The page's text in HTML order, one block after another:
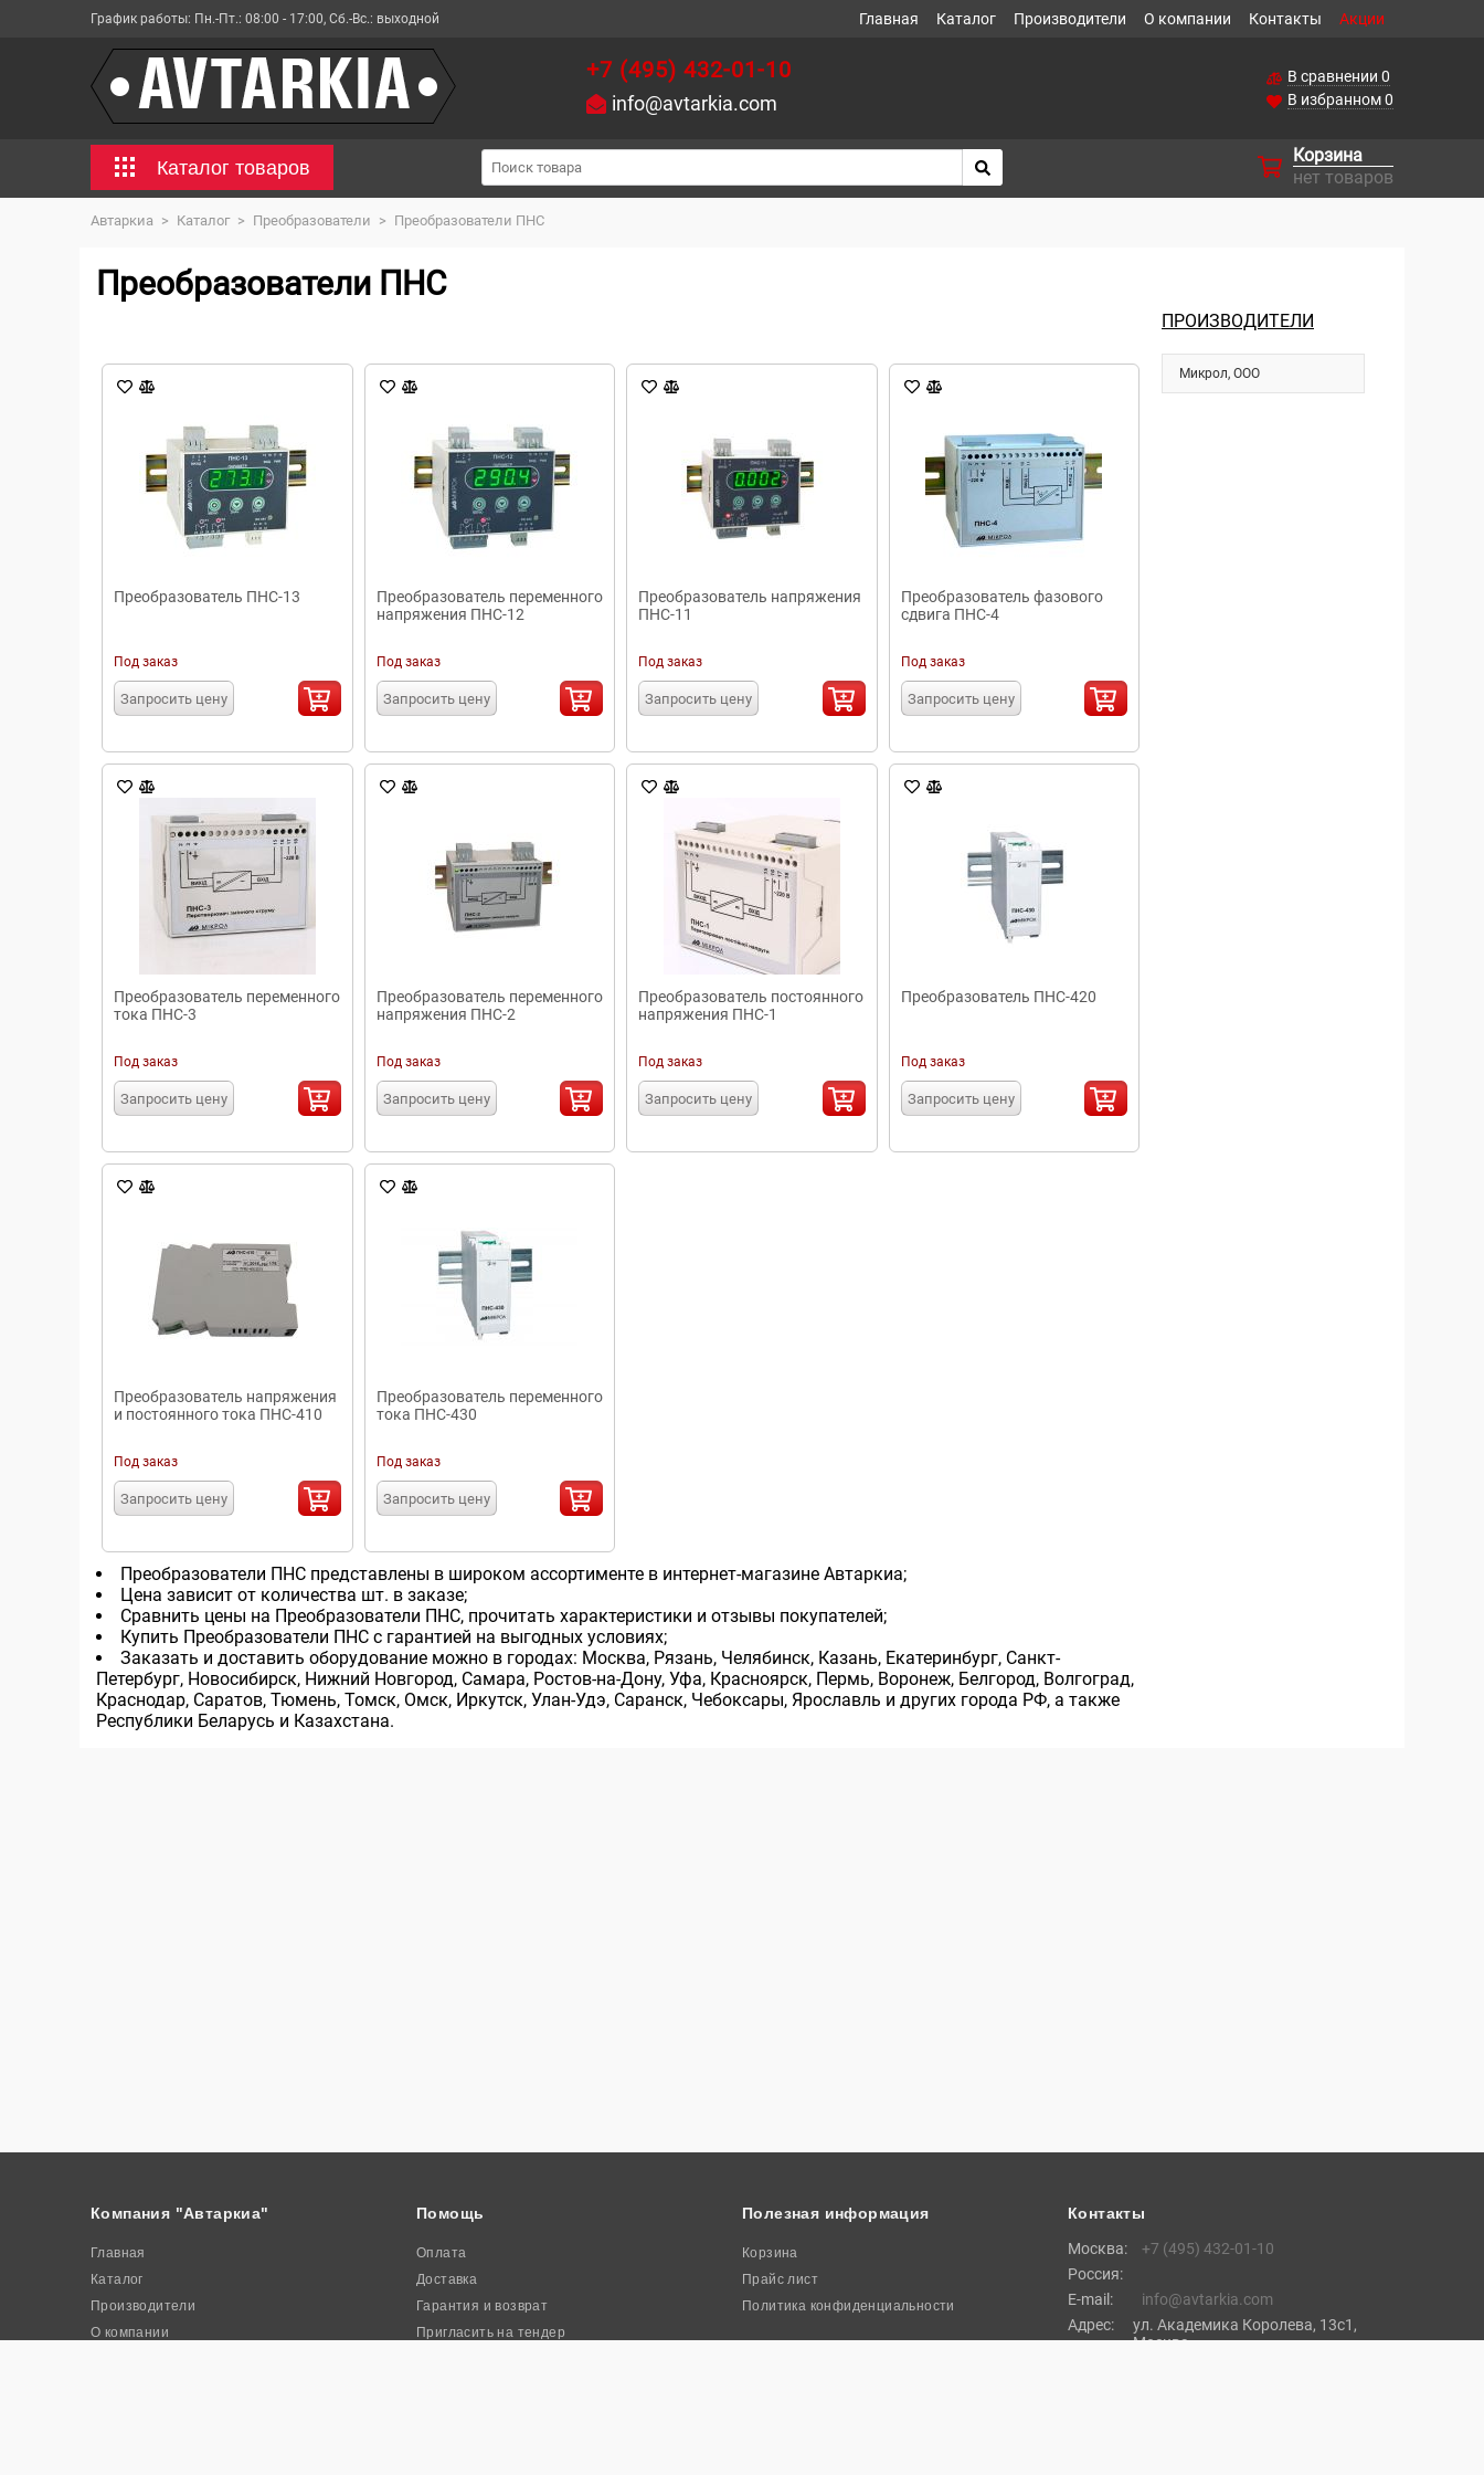
График работы: Пн.-Пт.: 08:00 - 17:00, Сб.-Вс.: выходной Главная Каталог Производители О компании Контакты Акции
+7 (495) 432-01-10
info@avtarkia.com
В сравнении 0
В избранном0
Каталог товаров
Корзина
нет товаров
Автаркиа > Каталог > Преобразователи > Преобразователи ПНС
ПРОИЗВОДИТЕЛИ
Микрол, ООО
Преобразователи ПНС
Преобразователь ПНС-13
Под заказ
Запросить цену
Преобразователь переменного
напряжения ПНС-12
Под заказ
Запросить цену
Преобразователь напряжения
ПНС-11
Под заказ
Запросить цену
Преобразователь фазового
сдвига ПНС-4
Под заказ
Запросить цену
Преобразователь переменного
тока ПНС-3
Под заказ
Запросить цену
Преобразователь переменного
напряжения ПНС-2
Под заказ
Запросить цену
Преобразователь постоянного
напряжения ПНС-1
Под заказ
Запросить цену
Преобразователь ПНС-420
Под заказ
Запросить цену
Преобразователь напряжения
и постоянного тока ПНС-410
Под заказ
Запросить цену
Преобразователь переменного
тока ПНС-430
Под заказ
Запросить цену
Преобразователи ПНС представлены в широком ассортименте в интернет-магазине Автаркиа;
Цена зависит от количества шт. в заказе;
Сравнить цены на Преобразователи ПНС, прочитать характеристики и отзывы покупателей;
Купить Преобразователи ПНС с гарантией на выгодных условиях;
Заказать и доставить оборудование можно в городах: Москва, Рязань, Челябинск, Казань, Екатеринбург, Санкт-
Петербург, Новосибирск, Нижний Новгород, Самара, Ростов-на-Дону, Уфа, Красноярск, Пермь, Воронеж, Белгород, Волгоград,
Краснодар, Саратов, Тюмень, Томск, Омск, Иркутск, Улан-Удэ, Саранск, Чебоксары, Ярославль и других города РФ, а также
Республики Беларусь и Казахстана.
Компания "Автаркиа"
Главная
Каталог
Производители
О компании
Помощь
Оплата
Доставка
Гарантия и возврат
Пригласить на тендер
Полезная информация
Корзина
Прайс лист
Политика конфиденциальности
Контакты
Москва:
+7 (495) 432-01-10
Россия:
E-mail:
info@avtarkia.com
Адрес:
ул. Академика Королева, 13с1,
Москва